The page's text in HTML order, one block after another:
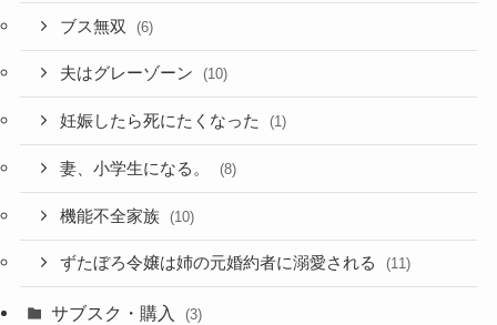
ブス無双 (6)
夫はグレーゾーン (10)
妊娠したら死にたくなった (1)
妻、小学生になる。 (8)
機能不全家族 (10)
ずたぼろ令嬢は姉の元婚約者に溺愛される (11)
サブスク・購入 (3)